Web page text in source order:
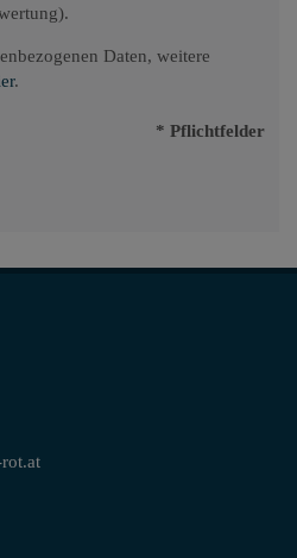
Daten, weitere
.
* Pflichtfelder